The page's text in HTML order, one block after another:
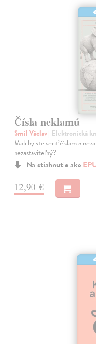
Čísla neklamú
Smil Václav| Elektronická
Mali by ste veriť číslam o
nezastaviteľný?
Na stiahnutie ako
12,90 €